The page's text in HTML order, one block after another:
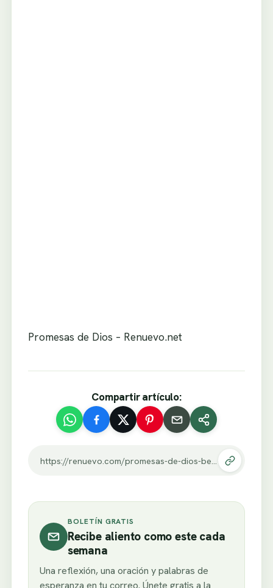
Promesas de Dios – Renuevo.net
Compartir artículo:
BOLETÍN GRATIS
Recibe aliento como este cada
semana
Una reflexión, una oración y palabras de
esperanza en tu correo. Únete gratis a la